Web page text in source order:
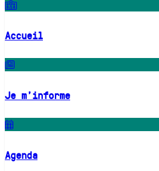
Accueil
Je m'informe
Agenda